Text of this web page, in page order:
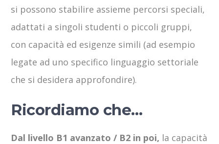
si possono stabilire assieme percorsi speciali,
adattati a singoli studenti o piccoli gruppi,
con capacità ed esigenze simili (ad esempio
legate ad uno specifico linguaggio settoriale
che si desidera approfondire).
Ricordiamo che…
Dal livello B1 avanzato / B2 in poi, la capacità